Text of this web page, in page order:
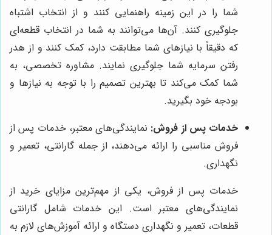
شما را در این زمینه راهنمایی کنند و از انتخاب اشتباه
جلوگیری کنند. آن‌ها می‌توانند به شما در انتخاب قطعه‌ای
که دقیقاً با نیازهای شما مطابقت دارد، کمک کنند و از هدر
رفتن سرمایه شما جلوگیری نمایند. مشاوره تخصصی، به
شما کمک می‌کند تا بهترین تصمیم را با توجه به نیازها و
بودجه خود بگیرید.
خدمات پس از فروش: نمایندگی‌های معتبر، خدمات پس از
فروش مناسبی را ارائه می‌دهند، از جمله گارانتی، تعمیر و
نگهداری.
خدمات پس از فروش، یکی از مهم‌ترین مزایای خرید از
نمایندگی‌های معتبر است. این خدمات شامل گارانتی
قطعات، تعمیر و نگهداری دستگاه و ارائه آموزش‌های لازم به